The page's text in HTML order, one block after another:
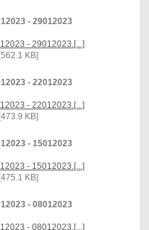
- 29012023
- 29012023.[...]
KB]
- 22012023
- 22012023.[...]
KB]
- 15012023
- 15012023.[...]
KB]
- 08012023
- 08012023.[...]